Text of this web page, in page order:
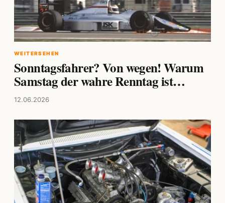
WEITERSEHEN
Sonntagsfahrer? Von wegen! Warum
Samstag der wahre Renntag ist…
12.06.2026